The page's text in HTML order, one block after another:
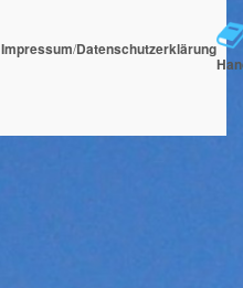
Impressum/Datenschutzerklärung